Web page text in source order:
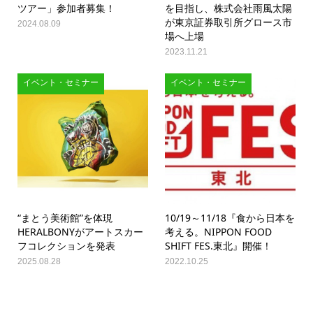
ツアー」参加者募集！
2024.08.09
を目指し、株式会社雨風太陽
が東京証券取引所グロース市
場へ上場
2023.11.21
イベント・セミナー
“まとう美術館”を体現
HERALBONYがアートスカー
フコレクションを発表
2025.08.28
イベント・セミナー
10/19～11/18『食から日本を
考える。NIPPON FOOD
SHIFT FES.東北』開催！
2022.10.25